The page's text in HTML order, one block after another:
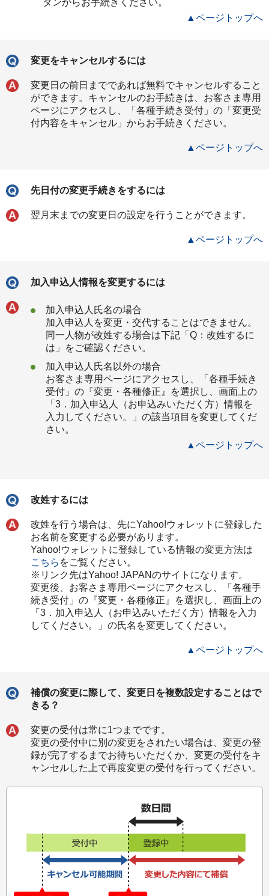
タンからお手続きください。
▲ページトップへ
変更をキャンセルするには
変更日の前日までであれば無料でキャンセルすること
ができます。キャンセルのお手続きは、お客さま専用
ページにアクセスし、「各種手続き受付」の「変更受
付内容をキャンセル」からお手続きください。
▲ページトップへ
先日付の変更手続きをするには
翌月末までの変更日の設定を行うことができます。
▲ページトップへ
加入申込人情報を変更するには
加入申込人氏名の場合
加入申込人を変更・交代することはできません。
同一人物が改姓する場合は下記「Q：改姓するに
は」をご確認ください。
加入申込人氏名以外の場合
お客さま専用ページにアクセスし、「各種手続き
受付」の『変更・各種修正』を選択し、画面上の
「3．加入申込人（お申込みいただく方）情報を
入力してください。」の該当項目を変更してくだ
さい。
▲ページトップへ
改姓するには
改姓を行う場合は、先にYahoo!ウォレットに登録した
お名前を変更する必要があります。
Yahoo!ウォレットに登録している情報の変更方法は
こちら をご覧ください。
※リンク先はYahoo! JAPANのサイトになります。
変更後、お客さま専用ページにアクセスし、「各種手
続き受付」の『変更・各種修正』を選択し、画面上の
「3．加入申込人（お申込みいただく方）情報を入力
してください。」の氏名を変更してください。
▲ページトップへ
補償の変更に際して、変更日を複数設定することはで
きる？
変更の受付は常に1つまでです。
変更の受付中に別の変更をされたい場合は、変更の登
録が完了するまでお待ちいただくか、変更の受付をキ
ャンセルした上で再度変更の受付を行ってください。